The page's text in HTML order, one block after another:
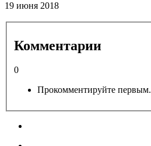
19 июня 2018
Комментарии
0
Прокомментируйте первым.